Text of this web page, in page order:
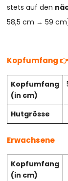
stets auf den
58,5 cm → 59
Kopfumfang
Kopfumfang
(in cm)
Hutgrösse
Erwachsene
Kopfumfang
(in cm)